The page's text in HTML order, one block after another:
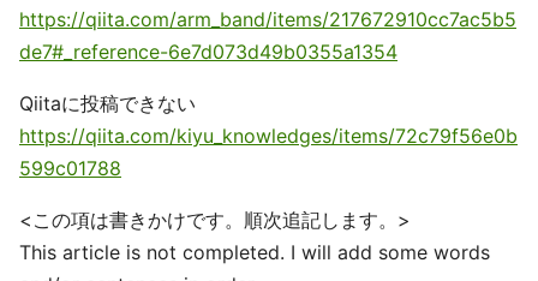
https://qiita.com/arm_band/items/217672910cc7ac5b5
de7#_reference-6e7d073d49b0355a1354
Qiitaに投稿できない
https://qiita.com/kiyu_knowledges/items/72c79f56e0b
599c01788
<この項は書きかけです。順次追記します。>
This article is not completed. I will add some words